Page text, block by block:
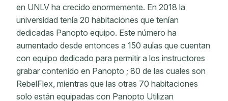
en UNLV ha crecido enormemente. En 2018 la
universidad tenía 20 habitaciones que tenían
dedicadas Panopto equipo. Este número ha
aumentado desde entonces a 150 aulas que cuentan
con equipo dedicado para permitir a los instructores
grabar contenido en Panopto ; 80 de las cuales son
RebelFlex, mientras que las otras 70 habitaciones
solo están equipadas con Panopto Utilizan